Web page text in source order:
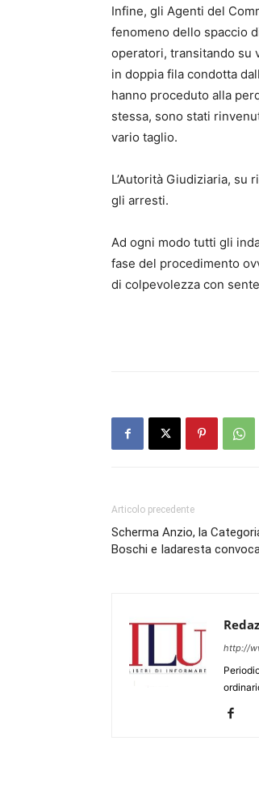
Infine, gli Agenti del
fenomeno dello spaccio
operatori, transitando su
in doppia fila condotta
hanno proceduto alla
stessa, sono stati
vario taglio.
L’Autorità Giudiziaria,
gli arresti.
Ad ogni modo tutti gli
fase del procedimento
di colpevolezza con
Articolo precedente
Scherma Anzio, la
Boschi e Iadaresta
http://